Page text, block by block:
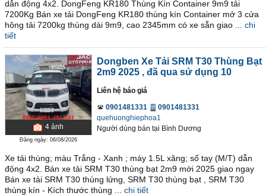
dẫn động 4x2. DongFeng KR180 Thùng Kín Container 9m9 tải
7200Kg Bán xe tải DongFeng KR180 thùng kín Container mở 3 cửa
hông tải 7200kg thùng dài 9m9, cao 2345mm có xe sẵn giao ...
chi
tiết
4 ảnh
Đăng ngày: 06/08/2026
Dongben Xe Tải SRM T30 Thùng Bạt
2m9 2025 , đã qua sử dụng 10
Liên hệ báo giá
0901481331
0901481331
quehuonghiephoa1
Người dùng bán tại Bình Dương
Xe tải thùng; màu Trắng - Xanh ; máy 1.5L xăng; số tay (M/T) dẫn
động 4x2. Bán xe tải SRM T30 thùng bạt 2m9 mới 2025 giao ngay
Bán xe tải SRM T30 thùng lửng, SRM T30 thùng bạt , SRM T30
thùng kín - Kích thước thùng ...
chi tiết